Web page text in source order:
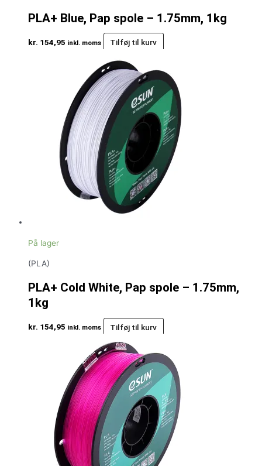
PLA+ Blue, Pap spole – 1.75mm, 1kg
kr. 154,95 inkl. moms Tilføj til kurv
På lager
(PLA)
PLA+ Cold White, Pap spole – 1.75mm,
1kg
kr. 154,95 inkl. moms Tilføj til kurv